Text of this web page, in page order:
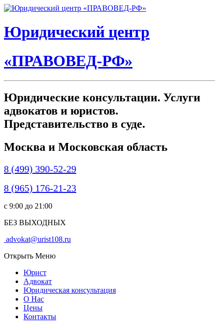
Юридический центр
«ПРАВОВЕД-РФ»
Юридические консультации. Услуги
адвокатов и юристов.
Представительство в суде.
Москва и Московская область
8 (499) 390-52-29
8 (965) 176-21-23
c 9:00 до 21:00
БЕЗ ВЫХОДНЫХ
advokat@urist108.ru
Открыть Меню
Юрист
Адвокат
Юридическая консультация
О Нас
Цены
Контакты